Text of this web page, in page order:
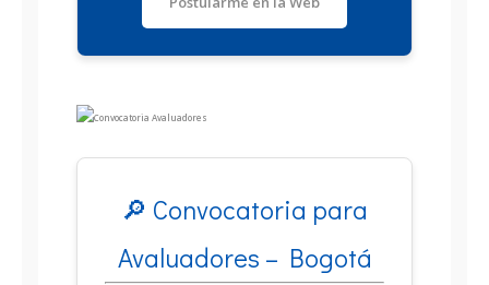
🔎 Convocatoria para
Avaluadores – Bogotá